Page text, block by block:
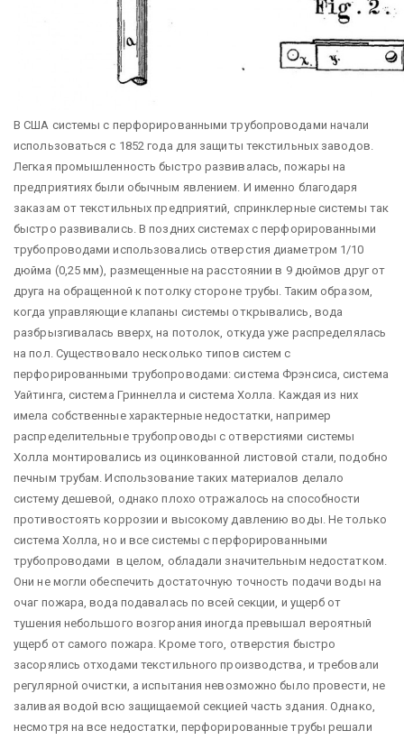
В США системы с перфорированными трубопроводами начали
использоваться с 1852 года для защиты текстильных заводов.
Легкая промышленность быстро развивалась, пожары на
предприятиях были обычным явлением. И именно благодаря
заказам от текстильных предприятий, спринклерные системы так
быстро развивались. В поздних системах с перфорированными
трубопроводами использовались отверстия диаметром 1/10
дюйма (0,25 мм), размещенные на расстоянии в 9 дюймов друг от
друга на обращенной к потолку стороне трубы. Таким образом,
когда управляющие клапаны системы открывались, вода
разбрызгивалась вверх, на потолок, откуда уже распределялась
на пол. Существовало несколько типов систем с
перфорированными трубопроводами: система Фрэнсиса, система
Уайтинга, система Гриннелла и система Холла. Каждая из них
имела собственные характерные недостатки, например
распределительные трубопроводы с отверстиями системы
Холла монтировались из оцинкованной листовой стали, подобно
печным трубам. Использование таких материалов делало
систему дешевой, однако плохо отражалось на способности
противостоять коррозии и высокому давлению воды. Не только
система Холла, но и все системы с перфорированными
трубопроводами в целом, обладали значительным недостатком.
Они не могли обеспечить достаточную точность подачи воды на
очаг пожара, вода подавалась по всей секции, и ущерб от
тушения небольшого возгорания иногда превышал вероятный
ущерб от самого пожара. Кроме того, отверстия быстро
засорялись отходами текстильного производства, и требовали
регулярной очистки, а испытания невозможно было провести, не
заливая водой всю защищаемой секцией часть здания. Однако,
несмотря на все недостатки, перфорированные трубы решали